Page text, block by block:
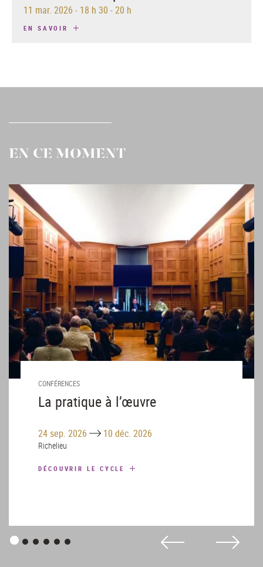
11 mar. 2026 - 18 h 30 - 20 h
EN SAVOIR
EN CE MOMENT
CONFÉRENCES
La pratique à l’œuvre
24 sep. 2026 Until10 déc. 2026
Richelieu
DÉCOUVRIR LE CYCLE
Panneau
Panneau
Panneau
Panneau
Panneau
Panneau